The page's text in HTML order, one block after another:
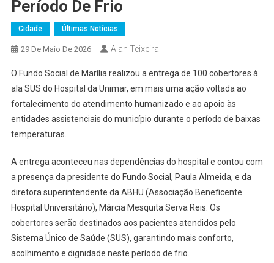
Período De Frio
Cidade Últimas Notícias
29 De Maio De 2026 Alan Teixeira
O Fundo Social de Marília realizou a entrega de 100 cobertores à
ala SUS do Hospital da Unimar, em mais uma ação voltada ao
fortalecimento do atendimento humanizado e ao apoio às
entidades assistenciais do município durante o período de baixas
temperaturas.
A entrega aconteceu nas dependências do hospital e contou com
a presença da presidente do Fundo Social, Paula Almeida, e da
diretora superintendente da ABHU (Associação Beneficente
Hospital Universitário), Márcia Mesquita Serva Reis. Os
cobertores serão destinados aos pacientes atendidos pelo
Sistema Único de Saúde (SUS), garantindo mais conforto,
acolhimento e dignidade neste período de frio.